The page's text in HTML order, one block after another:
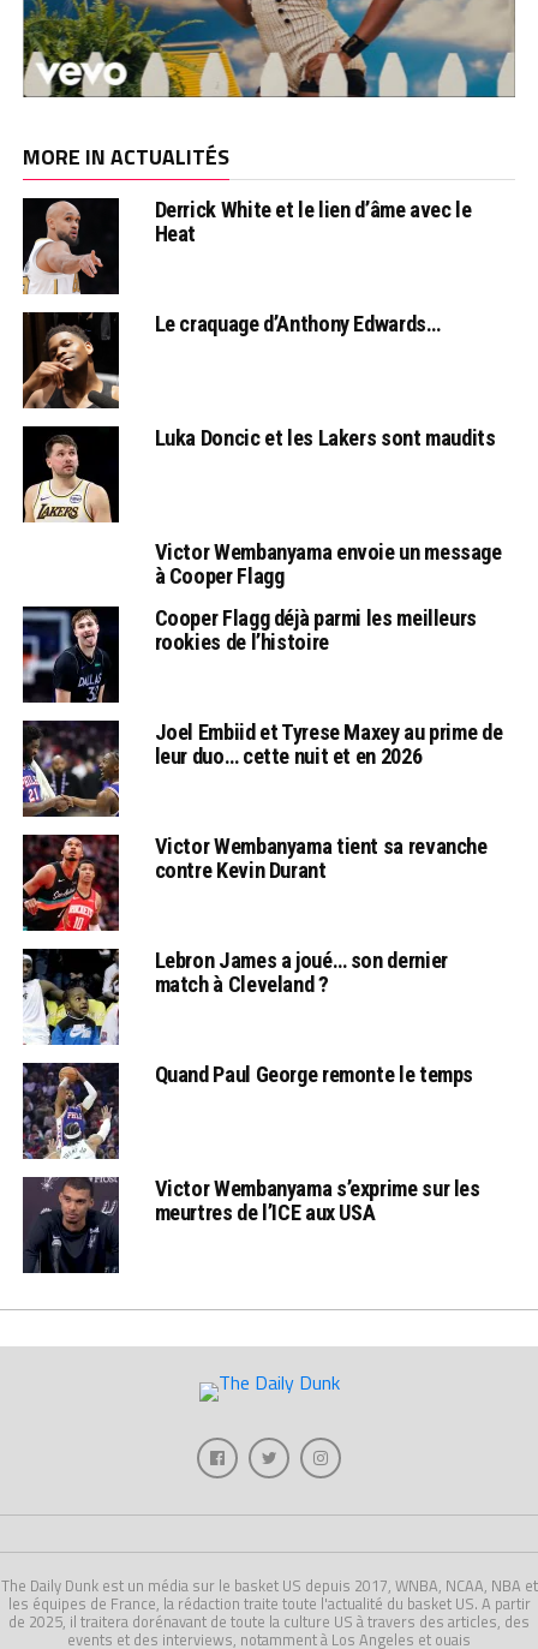
MORE IN ACTUALITÉS
Derrick White et le lien d’âme avec le
Heat
Le craquage d’Anthony Edwards…
Luka Doncic et les Lakers sont maudits
Victor Wembanyama envoie un message
à Cooper Flagg
Cooper Flagg déjà parmi les meilleurs
rookies de l’histoire
Joel Embiid et Tyrese Maxey au prime de
leur duo… cette nuit et en 2026
Victor Wembanyama tient sa revanche
contre Kevin Durant
Lebron James a joué… son dernier
match à Cleveland ?
Quand Paul George remonte le temps
Victor Wembanyama s’exprime sur les
meurtres de l’ICE aux USA
The Daily Dunk est un média sur le basket US depuis 2017, WNBA, NCAA, NBA et
les équipes de France, la rédaction traite toute l'actualité du basket US. A partir
de 2025, il traitera dorénavant de toute la culture US à travers des articles, des
events et des interviews, notamment à Los Angeles et ouais